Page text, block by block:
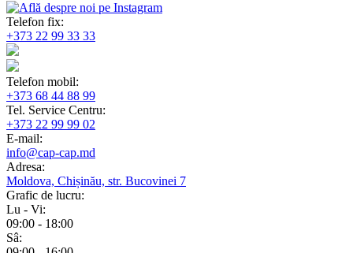
Telefon fix:
+373 22 99 33 33
Telefon mobil:
+373 68 44 88 99
Tel. Service Centru:
+373 22 99 99 02
E-mail:
info@cap-cap.md
Adresa:
Moldova, Chișinău, str. Bucovinei 7
Grafic de lucru:
Lu - Vi:
09:00 - 18:00
Sâ: